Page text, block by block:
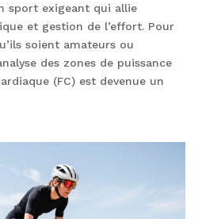
sport exigeant qui allie
et gestion de l’effort. Pour
soient amateurs ou
des zones de puissance
(FC) est devenue un